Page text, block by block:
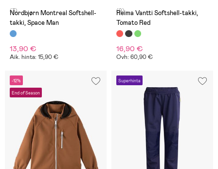
(3)
Nordbjørn Montreal Softshell-
takki, Space Man
13,90 €
Aik. hinta: 15,90 €
(9)
Reima Vantti Softshell-takki,
Tomato Red
16,90 €
Ovh: 60,90 €
-12%
End of Season
Superhinta